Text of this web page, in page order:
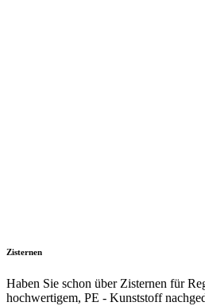
Zisternen
Haben Sie schon über Zisternen für
hochwertigem, PE - Kunststoff